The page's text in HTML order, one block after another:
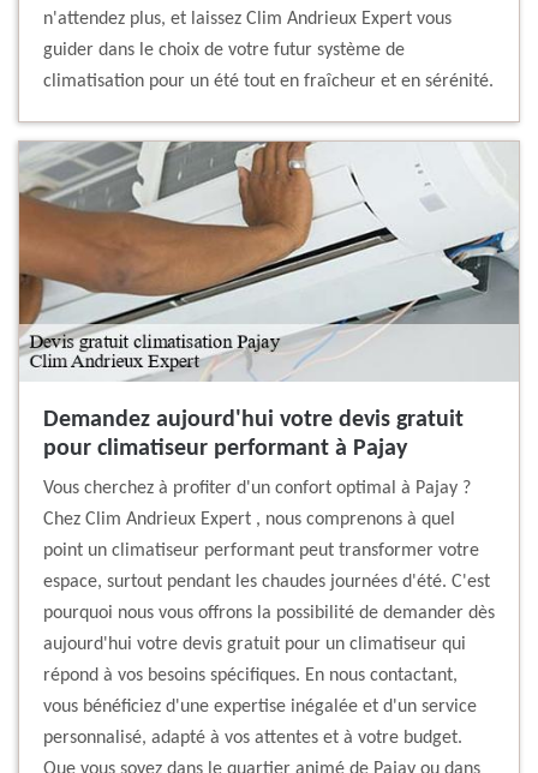
n'attendez plus, et laissez Clim Andrieux Expert vous
guider dans le choix de votre futur système de
climatisation pour un été tout en fraîcheur et en sérénité.
Demandez aujourd'hui votre devis gratuit
pour climatiseur performant à Pajay
Vous cherchez à profiter d'un confort optimal à Pajay ?
Chez Clim Andrieux Expert , nous comprenons à quel
point un climatiseur performant peut transformer votre
espace, surtout pendant les chaudes journées d'été. C'est
pourquoi nous vous offrons la possibilité de demander dès
aujourd'hui votre devis gratuit pour un climatiseur qui
répond à vos besoins spécifiques. En nous contactant,
vous bénéficiez d'une expertise inégalée et d'un service
personnalisé, adapté à vos attentes et à votre budget.